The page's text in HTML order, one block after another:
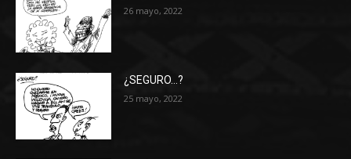
26 mayo, 2022
¿SEGURO…?
25 mayo, 2022